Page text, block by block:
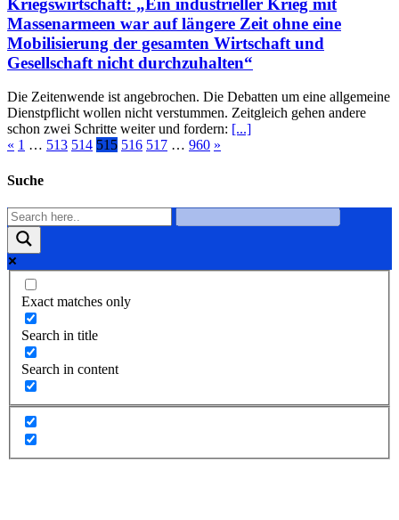
Massenarmeen war auf längere Zeit ohne eine
Mobilisierung der gesamten Wirtschaft und
Gesellschaft nicht durchzuhalten“
Die Zeitenwende ist angebrochen. Die Debatten um eine allgemeine
Dienstpflicht wollen nicht verstummen. Zeitgleich gehen andere
schon zwei Schritte weiter und fordern: [...]
« 1 … 513 514 515 516 517 … 960 »
Suche
Exact matches only
Search in title
Search in content